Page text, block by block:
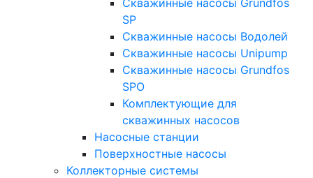
SP
Скважинные насосы Водолей
Скважинные насосы Unipump
Скважинные насосы Grundfos
SPO
Комплектующие для
скважинных насосов
Насосные станции
Поверхностные насосы
Коллекторные системы